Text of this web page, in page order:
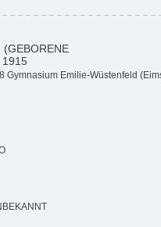
(GEBORENE
1915
Gymnasium Emilie-Wüstenfeld